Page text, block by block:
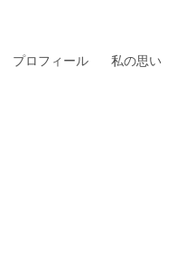
プロフィール 私の思い